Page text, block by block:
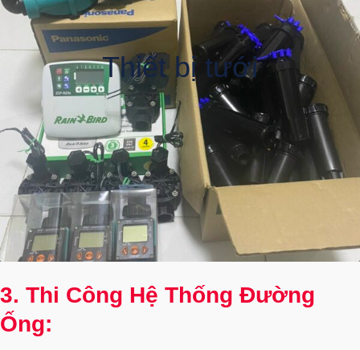
Thiết bị tưới
3. Thi Công Hệ Thống Đường
Ống: